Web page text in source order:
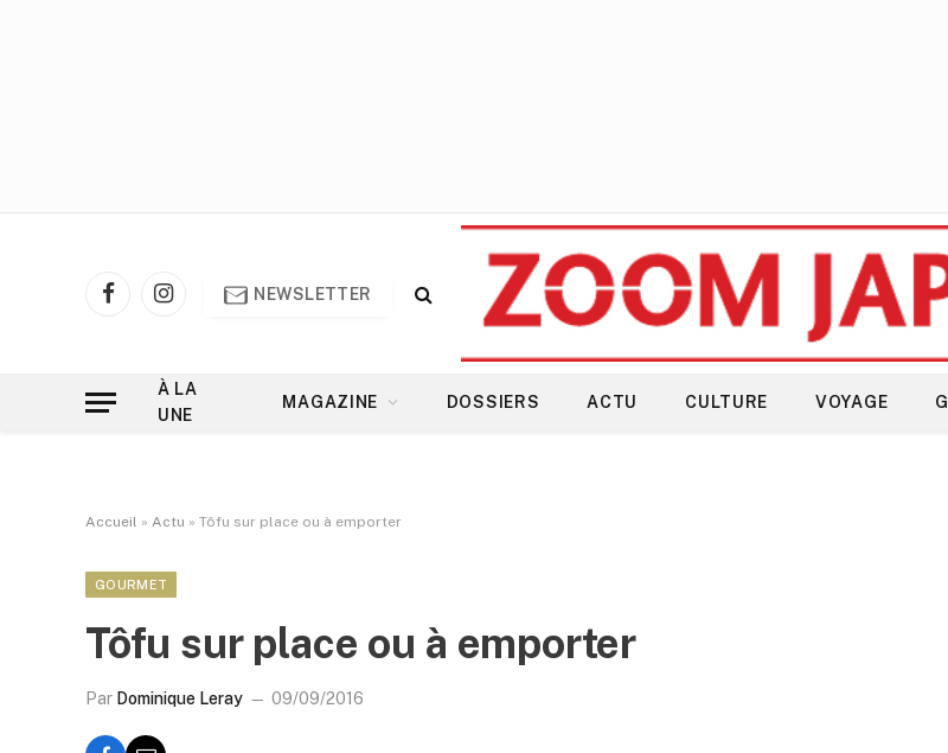
FacebookInstagram
NEWSLETTER
À LA
UNE
MAGAZINE DOSSIERS ACTU CULTURE VOYAGE
Accueil » Actu » Tôfu sur place ou à emporter
GOURMET
Tôfu sur place ou à emporter
Par Dominique Leray 09/09/2016